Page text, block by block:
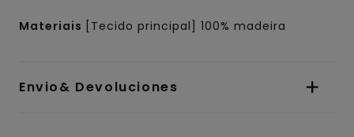
Materiais [Tecido principal] 100% madeira
Envio& Devoluciones